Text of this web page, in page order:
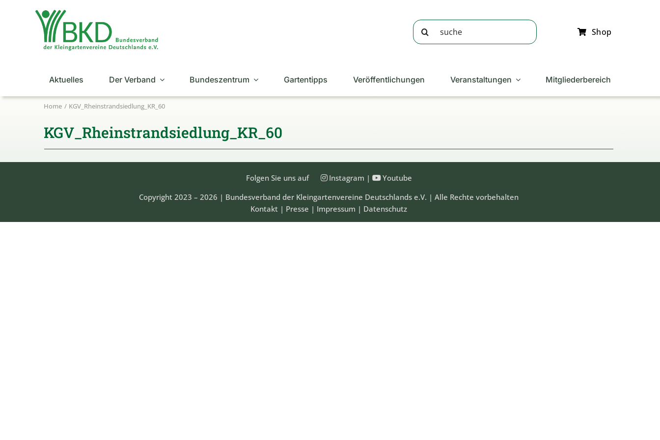
Suche
nach:
Shop
Aktuelles Der Verband Bundeszentrum Gartentipps Veröffentlichungen Veranstaltungen Mitgliederbereich
Home KGV_Rheinstrandsiedlung_KR_60
KGV_Rheinstrandsiedlung_KR_60
Folgen Sie uns auf Instagram |
Youtube
Copyright 2023 – 2026 | Bundesverband der Kleingartenvereine Deutschlands e.V. | Alle Rechte vorbehalten
Kontakt | Presse | Impressum | Datenschutz